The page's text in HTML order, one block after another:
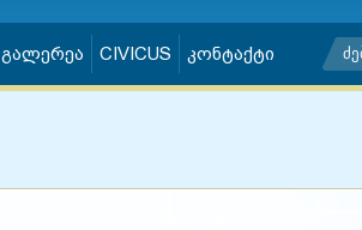
გალერეა CIVICUS კონტაქტი